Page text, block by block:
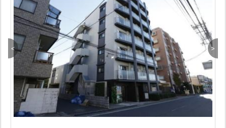
< >